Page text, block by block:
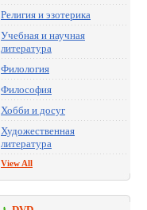
Религия и эзотерика
Учебная и научная
литература
Филология
Философия
Хобби и досуг
Художественная
литература
View All